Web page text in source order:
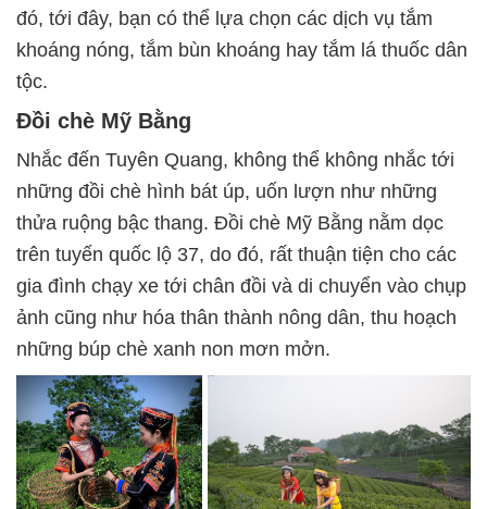
đó, tới đây, bạn có thể lựa chọn các dịch vụ tắm
khoáng nóng, tắm bùn khoáng hay tắm lá thuốc dân
tộc.
Đồi chè Mỹ Bằng
Nhắc đến Tuyên Quang, không thể không nhắc tới
những đồi chè hình bát úp, uốn lượn như những
thửa ruộng bậc thang. Đồi chè Mỹ Bằng nằm dọc
trên tuyến quốc lộ 37, do đó, rất thuận tiện cho các
gia đình chạy xe tới chân đồi và di chuyển vào chụp
ảnh cũng như hóa thân thành nông dân, thu hoạch
những búp chè xanh non mơn mởn.